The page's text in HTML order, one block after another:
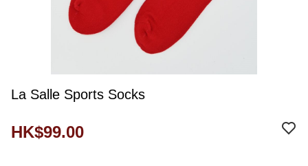
La Salle Sports Socks
HK$99.00